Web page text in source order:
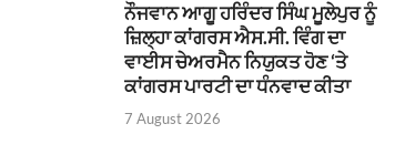
ਨੌਜਵਾਨ ਆਗੂ ਹਰਿੰਦਰ ਸਿੰਘ ਮੂਲੇਪੁਰ ਨੂੰ
ਜ਼ਿਲ੍ਹਾ ਕਾਂਗਰਸ ਐਸ.ਸੀ. ਵਿੰਗ ਦਾ
ਵਾਈਸ ਚੇਅਰਮੈਨ ਨਿਯੁਕਤ ਹੋਣ ‘ਤੇ
ਕਾਂਗਰਸ ਪਾਰਟੀ ਦਾ ਧੰਨਵਾਦ ਕੀਤਾ
7 August 2026